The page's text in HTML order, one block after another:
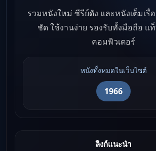
รวมหนังใหม่ ซีรีย์ดัง และหนังเต็มเ
ชัด ใช้งานง่าย รองรับทั้งมือถือ แ
คอมพิวเตอร์
หนังทั้งหมดในเว็บไซต์
1966
ลิงก์แนะนำ